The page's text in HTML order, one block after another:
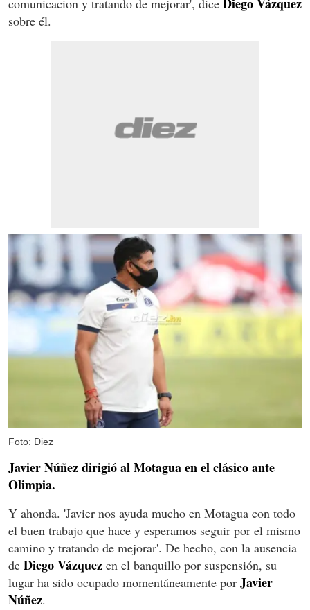
comunicacion y tratando de mejorar', dice Diego Vázquez
sobre él.
Foto: Diez
Javier Núñez dirigió al Motagua en el clásico ante
Olimpia.
Y ahonda. 'Javier nos ayuda mucho en Motagua con todo
el buen trabajo que hace y esperamos seguir por el mismo
camino y tratando de mejorar'. De hecho, con la ausencia
de Diego Vázquez en el banquillo por suspensión, su
lugar ha sido ocupado momentáneamente por Javier
Núñez.